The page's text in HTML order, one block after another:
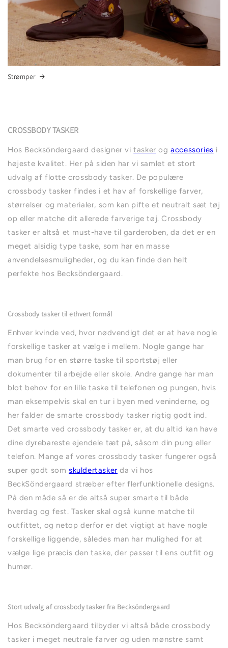
Strømper
CROSSBODY TASKER
Hos Becksöndergaard designer vitasker ogaccessories i
højeste kvalitet. Her på siden har vi samlet et stort
udvalg af flotte crossbody tasker. De populære
crossbody tasker findes i et hav af forskellige farver,
størrelser og materialer, som kan pifte et neutralt sæt tøj
op eller matche dit allerede farverige tøj. Crossbody
tasker er altså et must-have til garderoben, da det er en
meget alsidig type taske, som har en masse
anvendelsesmuligheder, og du kan finde den helt
perfekte hos Becksöndergaard.
Crossbody tasker til ethvert formål
Enhver kvinde ved, hvor nødvendigt det er at have nogle
forskellige tasker at vælge i mellem. Nogle gange har
man brug for en større taske til sportstøj eller
dokumenter til arbejde eller skole. Andre gange har man
blot behov for en lille taske til telefonen og pungen, hvis
man eksempelvis skal en tur i byen med veninderne, og
her falder de smarte crossbody tasker rigtig godt ind.
Det smarte ved crossbody tasker er, at du altid kan have
dine dyrebareste ejendele tæt på, såsom din pung eller
telefon. Mange af vores crossbody tasker fungerer også
super godt som skuldertasker da vi hos
BeckSöndergaard stræber efter flerfunktionelle designs.
På den måde så er de altså super smarte til både
hverdag og fest. Tasker skal også kunne matche til
outfittet, og netop derfor er det vigtigt at have nogle
forskellige liggende, således man har mulighed for at
vælge lige præcis den taske, der passer til ens outfit og
humør.
Stort udvalg af crossbody tasker fra Becksöndergaard
Hos Becksöndergaard tilbyder vi altså både crossbody
tasker i meget neutrale farver og uden mønstre samt